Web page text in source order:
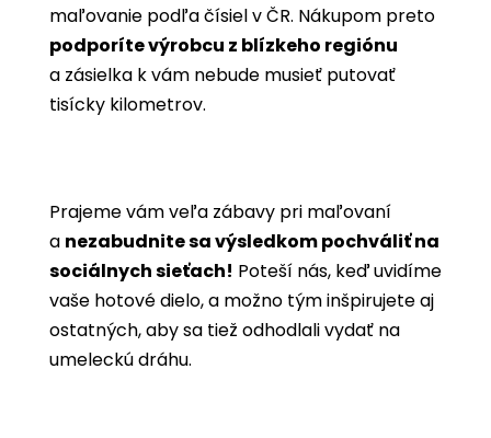
maľovanie podľa čísiel v ČR. Nákupom preto
podporíte výrobcu z blízkeho regiónu
a zásielka k vám nebude musieť putovať
tisícky kilometrov.
Prajeme vám veľa zábavy pri maľovaní
a nezabudnite sa výsledkom pochváliť na
sociálnych sieťach! Poteší nás, keď uvidíme
vaše hotové dielo, a možno tým inšpirujete aj
ostatných, aby sa tiež odhodlali vydať na
umeleckú dráhu.